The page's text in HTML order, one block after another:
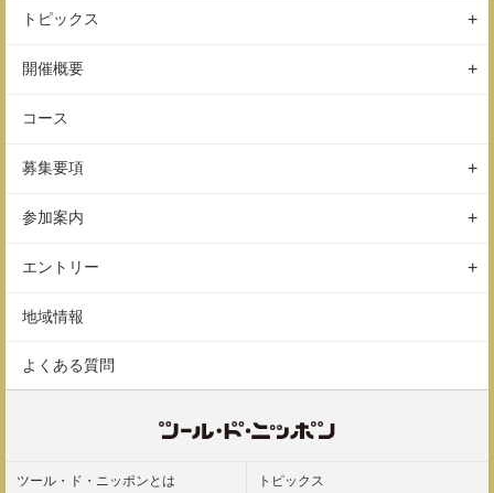
トピックス
ニュース
開催概要
イベントの特徴
アクセス
駐車場
コース
コース
募集要項
サイクルチャレンジ
参加案内
参加前のご案内
エントリー
エントリーの方法
参加規約
地域情報
よくある質問
ツール・ド・ニッポンとは トピックス